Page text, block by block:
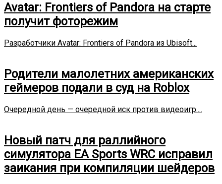
Avatar: Frontiers of Pandora на старте
получит фоторежим
Разработчики Avatar: Frontiers of Pandora из Ubisoft...
Родители малолетних американских
геймеров подали в суд на Roblox
Очередной день — очередной иск против видеоигр....
Новый патч для раллийного
симулятора EA Sports WRC исправил
заикания при компиляции шейдеров